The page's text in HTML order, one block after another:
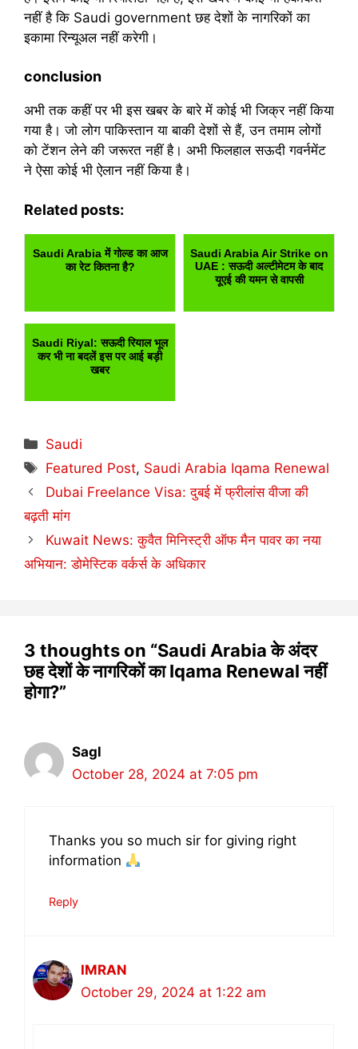
नहीं है कि Saudi government छह देशों के नागरिकों का
इकामा रिन्यूअल नहीं करेगी।
conclusion
अभी तक कहीं पर भी इस खबर के बारे में कोई भी जिक्र नहीं किया
गया है। जो लोग पाकिस्तान या बाकी देशों से हैं, उन तमाम लोगों
को टेंशन लेने की जरूरत नहीं है। अभी फिलहाल सऊदी गवर्नमेंट
ने ऐसा कोई भी ऐलान नहीं किया है।
Related posts:
Saudi Arabia में गोल्ड का आज
का रेट कितना है?
Saudi Arabia Air Strike on
UAE : सऊदी अल्टीमेटम के बाद
यूएई की यमन से वापसी
Saudi Riyal: सऊदी रियाल भूल
कर भी ना बदलें इस पर आई बड़ी
खबर
Categories
Saudi
Tags
Featured Post, Saudi Arabia Iqama Renewal
Dubai Freelance Visa: दुबई में फ्रीलांस वीजा की
बढ़ती मांग
Kuwait News: कुवैत मिनिस्ट्री ऑफ मैन पावर का नया
अभियान: डोमेस्टिक वर्कर्स के अधिकार
3 thoughts on “Saudi Arabia के अंदर
छह देशों के नागरिकों का Iqama Renewal नहीं
होगा?”
Sagl
October 28, 2024 at 7:05 pm
Thanks you so much sir for giving right
information
Reply
IMRAN
October 29, 2024 at 1:22 am